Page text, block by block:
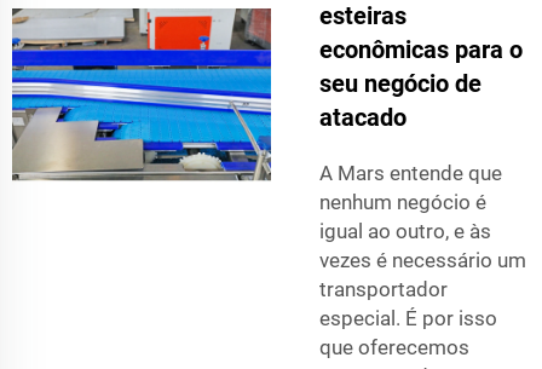
esteiras
econômicas para o
seu negócio de
atacado
A Mars entende que
nenhum negócio é
igual ao outro, e às
vezes é necessário um
transportador
especial. É por isso
que oferecemos